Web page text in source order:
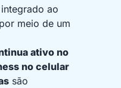
ao
meio de um
ativo no
no celular
são